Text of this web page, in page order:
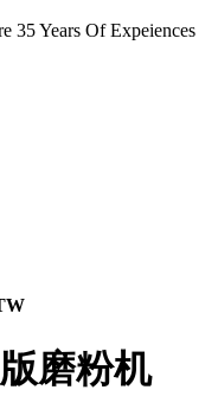
35 Years Of Expeiences
磨粉机